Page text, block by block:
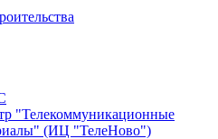
"Телекоммуникационные
(ИЦ "ТелеНово")